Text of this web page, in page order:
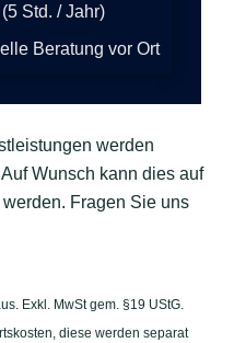
Std. / Jahr)
Beratung vor Ort
werden
Wunsch kann dies auf
Fragen Sie uns
Exkl. MwSt gem. §19 UStG.
diese werden separat